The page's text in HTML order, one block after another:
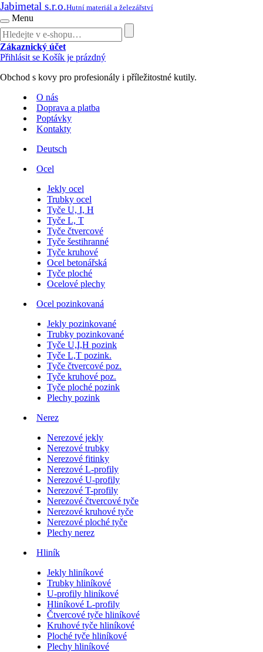
Jabimetal s.r.o.Hutní materiál a železářství
Menu
Zákaznický účet
Přihlásit se Košík je prázdný
Obchod s kovy pro profesionály i příležitostné kutily.
O nás
Doprava a platba
Poptávky
Kontakty
Deutsch
Ocel
Jekly ocel
Trubky ocel
Tyče U, I, H
Tyče L, T
Tyče čtvercové
Tyče šestihranné
Tyče kruhové
Ocel betonářská
Tyče ploché
Ocelové plechy
Ocel pozinkovaná
Jekly pozinkované
Trubky pozinkované
Tyče U,I,H pozink
Tyče L,T pozink.
Tyče čtvercové poz.
Tyče kruhové poz.
Tyče ploché pozink
Plechy pozink
Nerez
Nerezové jekly
Nerezové trubky
Nerezové fitinky
Nerezové L-profily
Nerezové U-profily
Nerezové T-profily
Nerezové čtvercové tyče
Nerezové kruhové tyče
Nerezové ploché tyče
Plechy nerez
Hliník
Jekly hliníkové
Trubky hliníkové
U-profily hliníkové
Hliníkové L-profily
Čtvercové tyče hliníkové
Kruhové tyče hliníkové
Ploché tyče hliníkové
Plechy hliníkové